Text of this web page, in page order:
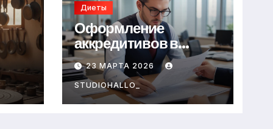
Диеты
Оформление
аккредитивов в
международной
торговле
23 МАРТА 2026
STUDIOHALLO_